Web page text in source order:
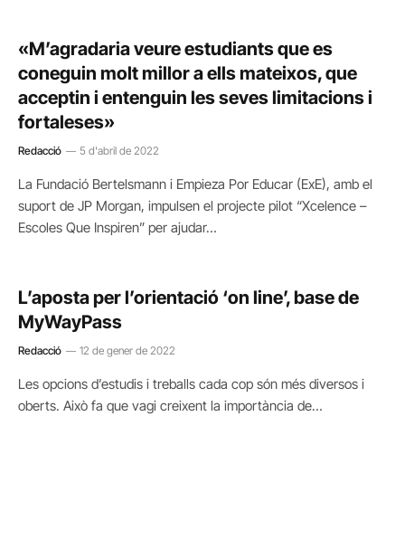
«M’agradaria veure estudiants que es
coneguin molt millor a ells mateixos, que
acceptin i entenguin les seves limitacions i
fortaleses»
Redacció 5 d'abril de 2022
La Fundació Bertelsmann i Empieza Por Educar (ExE), amb el
suport de JP Morgan, impulsen el projecte pilot “Xcelence –
Escoles Que Inspiren” per ajudar…
L’aposta per l’orientació ‘on line’, base de
MyWayPass
Redacció 12 de gener de 2022
Les opcions d’estudis i treballs cada cop són més diversos i
oberts. Això fa que vagi creixent la importància de…